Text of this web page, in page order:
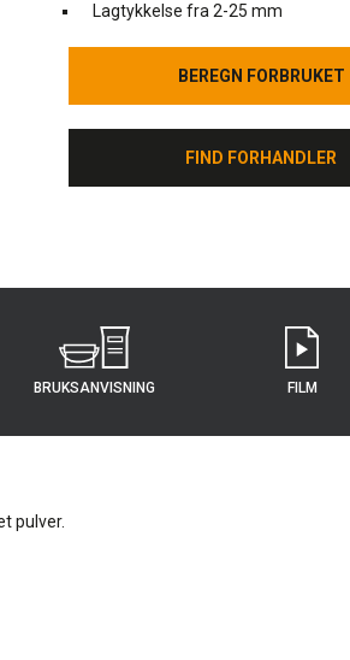
Lagtykkelse fra 2-25 mm
BEREGN FORBRUKET
BEREGN FORBRUKET
FIND FORHANDLER
FIND FORHANDLER
BRUKS­ANVISNING FILM
pulver.